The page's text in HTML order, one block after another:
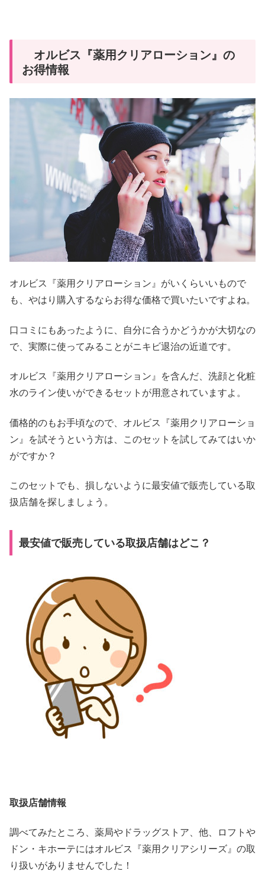
オルビス『薬用クリアローション』の
お得情報
オルビス『薬用クリアローション』がいくらいいもので
も、やはり購入するならお得な価格で買いたいですよね。
口コミにもあったように、自分に合うかどうかが大切なの
で、実際に使ってみることがニキビ退治の近道です。
オルビス『薬用クリアローション』を含んだ、洗顔と化粧
水のライン使いができるセットが用意されていますよ。
価格的のもお手頃なので、オルビス『薬用クリアローショ
ン』を試そうという方は、このセットを試してみてはいか
がですか？
このセットでも、損しないように最安値で販売している取
扱店舗を探しましょう。
最安値で販売している取扱店舗はどこ？
取扱店舗情報
調べてみたところ、薬局やドラッグストア、他、ロフトや
ドン・キホーテにはオルビス『薬用クリアシリーズ』の取
り扱いがありませんでした！